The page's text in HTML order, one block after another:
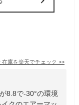
在庫を楽天でチェック >>
8.8で-30°の環境